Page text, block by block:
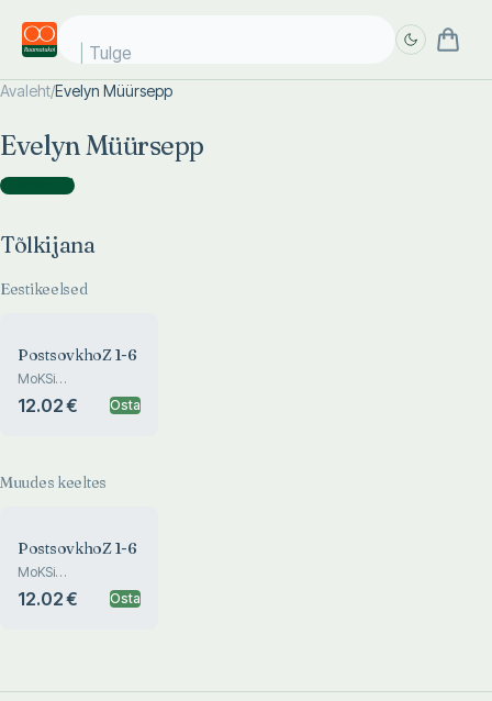
Tulge j
Avaleht/Evelyn Müürsepp
Evelyn Müürsepp
Tõlkijana )
Tõlkijana
Eestikeelsed
PostsovkhoZ 1-6
MoKSi
kunstisümpoosioni
antoloogia. An
12.02 € Osta
Muudes keeltes
PostsovkhoZ 1-6
MoKSi
kunstisümpoosioni
antoloogia. An
12.02 € Osta